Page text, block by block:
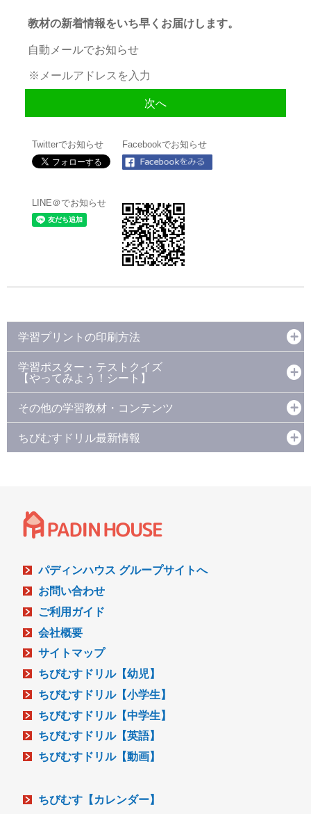
教材の新着情報をいち早くお届けします。
自動メールでお知らせ
Twitterでお知らせ Facebookでお知らせ
LINE＠でお知らせ
学習プリントの印刷方法
学習ポスター・テストクイズ
【やってみよう！シート】
その他の学習教材・コンテンツ
ちびむすドリル最新情報
パディンハウス グループサイトへ
お問い合わせ
ご利用ガイド
会社概要
サイトマップ
ちびむすドリル【幼児】
ちびむすドリル【小学生】
ちびむすドリル【中学生】
ちびむすドリル【英語】
ちびむすドリル【動画】
ちびむす【カレンダー】